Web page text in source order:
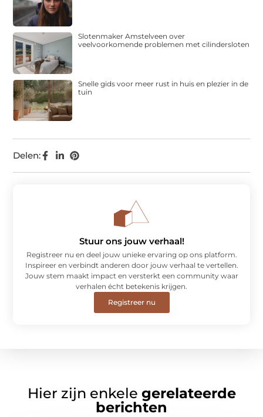
Delen:
Slotenmaker Amstelveen over
veelvoorkomende problemen met cilindersloten
Snelle gids voor meer rust in huis en plezier in de
tuin
Stuur ons jouw verhaal!
Registreer nu en deel jouw unieke ervaring op ons platform.
Inspireer en verbindt anderen door jouw verhaal te vertellen.
Jouw stem maakt impact en versterkt een community waar
verhalen écht betekenis krijgen.
Registreer nu
Hier zijn enkele gerelateerde
berichten